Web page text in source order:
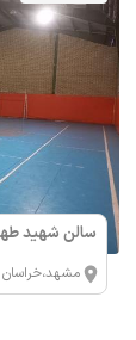
سالن شهید